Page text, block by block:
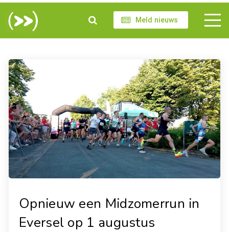
Meld nieuws
Opnieuw een Midzomerrun in
Eversel op 1 augustus